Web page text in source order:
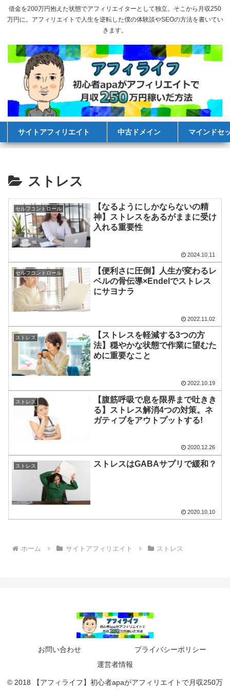
借金を200万円抱えた状態でアフィリエイターとして独立。そこから月収250
万円に。アフィリエイトで人生を逆転した僕の体験談やSEOの方法を書いてい
きます。
サイトアフィリエイト 中古ドメイン マインドセ
ストレス
セルフコントロール
【なるようにしかならないの精
神】ストレスをあるがままに受け
入れる重要性
2024.10.11
セルフコントロール
【便利さに圧倒】人生が変わるレ
ベルの骨伝導×Endelでストレス
にサヨナラ
2022.11.02
ストレス
【ストレスを軽減する3つの方
法】穏やかな状態で作業に望むた
めに重要なこと
2022.10.19
ストレス
【腹筋呼吸で息を限界まで吐きき
る】ストレス解消4つの対策。ネ
ガティブをアウトプットする!
2020.12.26
ストレス ストレスはGABAサプリで緩和？
2020.10.10
ホーム サイトアフィリエイト ストレス
お問い合わせ
プライバシーポリシー
運営者情報
© 2018 【アフィライフ】初心者apaがアフィリエイトで月収250万